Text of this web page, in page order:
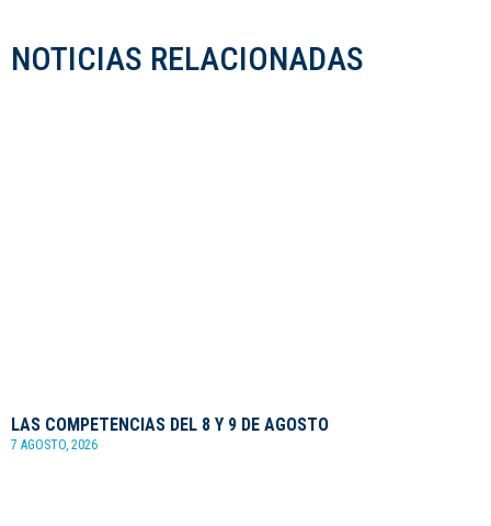
NOTICIAS RELACIONADAS
LAS COMPETENCIAS DEL 8 Y 9 DE AGOSTO
7 AGOSTO, 2026